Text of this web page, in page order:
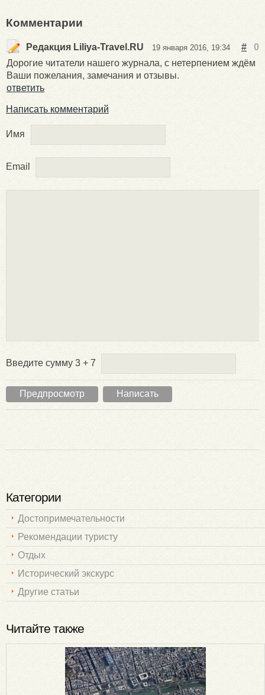
Комментарии
Редакция Liliya-Travel.RU 19 января 2016, 19:34 #
0
Дорогие читатели нашего журнала, с нетерпением ждём
Ваши пожелания, замечания и отзывы.
ответить
Написать комментарий
Имя
Email
Введите сумму 3 + 7
Категории
Достопримечательности
Рекомендации туристу
Отдых
Исторический экскурс
Другие статьи
Читайте также